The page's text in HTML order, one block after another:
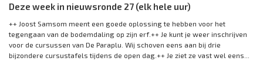
Deze week in nieuwsronde 27 (elk hele uur)
++ Joost Samsom meent een goede oplossing te hebben voor het
tegengaan van de bodemdaling op zijn erf.++ Je kunt je weer inschrijven
voor de cursussen van De Paraplu. Wij schoven eens aan bij drie
bijzondere cursustafels tijdens de open dag.++ Je ziet ze vast wel eens...